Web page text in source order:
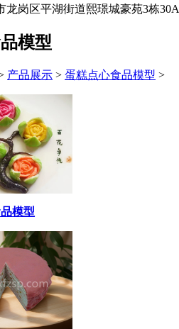
龙岗区平湖街道熙璟城豪苑3栋30A
模型
产品展示 > 蛋糕点心食品模型 >
模型